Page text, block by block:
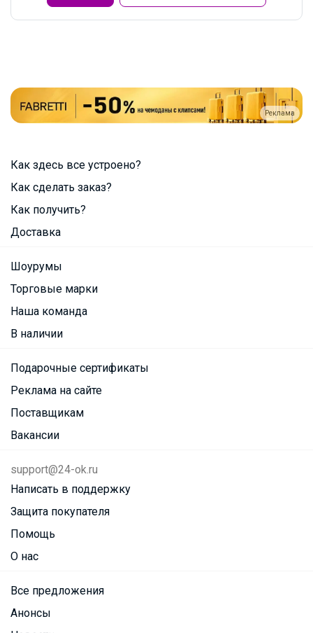
Реклама
Как здесь все устроено?
Как сделать заказ?
Как получить?
Доставка
Шоурумы
Торговые марки
Наша команда
В наличии
Подарочные сертификаты
Реклама на сайте
Поставщикам
Вакансии
support@24-ok.ru
Написать в поддержку
Защита покупателя
Помощь
О нас
Все предложения
Анонсы